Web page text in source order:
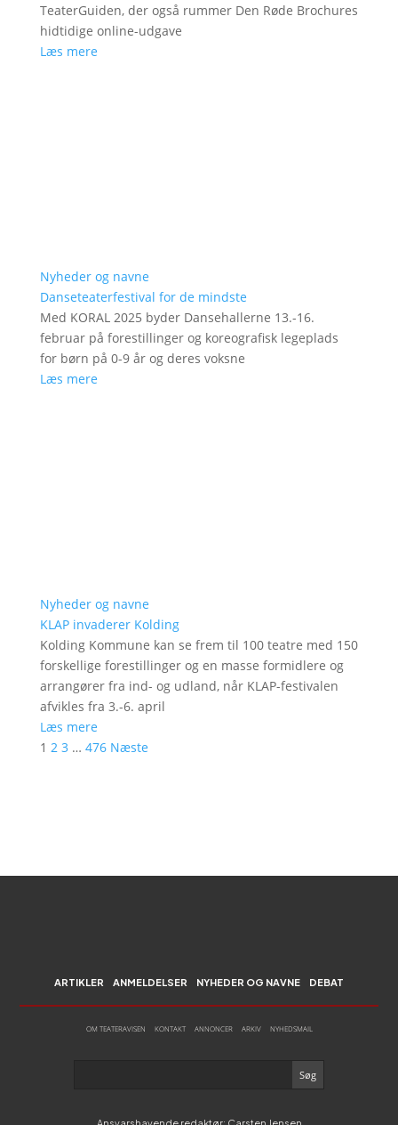
TeaterGuiden, der også rummer Den Røde Brochures
hidtidige online-udgave
Læs mere
Nyheder og navne
Danseteaterfestival for de mindste
Med KORAL 2025 byder Dansehallerne 13.-16.
februar på forestillinger og koreografisk legeplads
for børn på 0-9 år og deres voksne
Læs mere
Nyheder og navne
KLAP invaderer Kolding
Kolding Kommune kan se frem til 100 teatre med 150
forskellige forestillinger og en masse formidlere og
arrangører fra ind- og udland, når KLAP-festivalen
afvikles fra 3.-6. april
Læs mere
1 2 3 … 476 Næste
ARTIKLER ANMELDELSER NYHEDER OG NAVNE DEBAT
OM TEATERAVISEN KONTAKT ANNONCER ARKIV NYHEDSMAIL
Ansvarshavende redaktør: Carsten Jensen